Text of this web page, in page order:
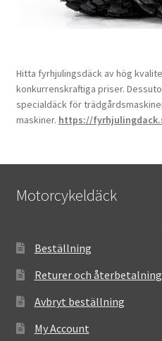
Hitta fyrhjulingsdäck av hög
konkurrenskraftiga priser.
specialdäck för
maskiner. https://
Motorcykeldäck
Beställning
Returer och
Avbryt beställning
My Account